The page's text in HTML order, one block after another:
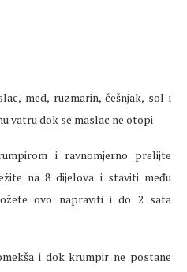
med, ruzmarin, češnjak, sol i
vatru dok se maslac ne otopi
i ravnomjerno prelijte
na 8 dijelova i staviti među
ovo napraviti i do 2 sata
i dok krumpir ne postane